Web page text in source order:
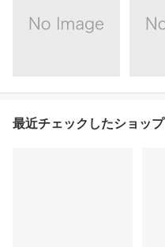
最近チェックしたショップ